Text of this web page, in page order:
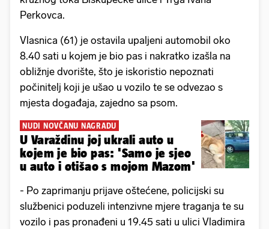
Perkovca.
Vlasnica (61) je ostavila upaljeni automobil oko
8.40 sati u kojem je bio pas i nakratko izašla na
obližnje dvorište, što je iskoristio nepoznati
počinitelj koji je ušao u vozilo te se odvezao s
mjesta događaja, zajedno sa psom.
NUDI NOVČANU NAGRADU
U Varaždinu joj ukrali auto u
kojem je bio pas: 'Samo je sjeo
u auto i otišao s mojom Mazom'
- Po zaprimanju prijave oštećene, policijski su
službenici poduzeli intenzivne mjere traganja te su
vozilo i pas pronađeni u 19.45 sati u ulici Vladimira